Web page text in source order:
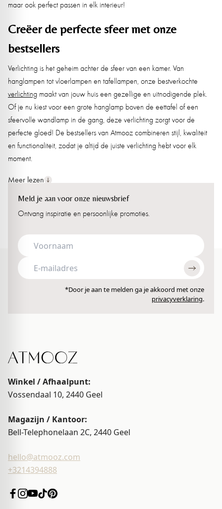
maar ook perfect passen in elk interieur!
Creëer de perfecte sfeer met onze
bestsellers
Verlichting is het geheim achter de sfeer van een kamer. Van
hanglampen tot vloerlampen en tafellampen, onze bestverkochte
verlichting maakt van jouw huis een gezellige en uitnodigende plek.
Of je nu kiest voor een grote hanglamp boven de eettafel of een
sfeervolle wandlamp in de gang, deze verlichting zorgt voor de
perfecte gloed! De bestsellers van Atmooz combineren stijl, kwaliteit
en functionaliteit, zodat je altijd de juiste verlichting hebt voor elk
moment.
Van lampen tot meubels: de bestsellers
die elk huis nodig heeft
bevatten ook de mooiste salontafels, spiegels, stoelen en poefs. We
hebben zorgvuldigmeubels
zijn, maar ook een statement maken in je interieur. Stel je voor: een
stijlvolle salontafel in het midden van je woonkamer, omringd door de
zachtste poefs en stoelen, terwijl eenspiegelde ruimte nog groter
doet lijken en de sfeer compleet maakt. Alles wat je nodig hebt om je
verlichting die alles kunnen
zijn, maar ook multifunctioneel. Een
plek voor je kopje koffie. Hij kan ook dienen als opbergruimte of als
kunstwerk in je woonkamer. De tafellampen en vloerlampen kunnen
het perfecte accentlicht creëren, terwijl een poef makkelijk gebruikt
kan worden als extra zitplek of voetsteun. De veelzijdigheid van onze
bestsellers maakt ze een slimme keuze voor elke ruimte in je huis.
Onze bestseller collectie: van statement
tot subtiel
Meer lezen
Meld je aan voor onze nieuwsbrief
Ontvang inspiratie en persoonlijke promoties.
*Door je aan te melden ga je akkoord met onze
privacyverklaring.
Winkel / Afhaalpunt:
Vossendaal 10, 2440 Geel
Magazijn / Kantoor:
Bell-Telephonelaan 2C, 2440 Geel
hello@atmooz.com
+3214394888